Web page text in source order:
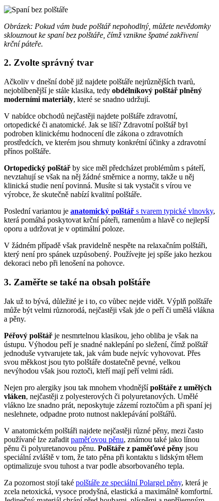
Obrázek: Pokud vám bude polštář nepohodlný, můžete nevědomky
sklouznout ke spaní bez polštáře, čímž vznikne špatné zakřivení
krční páteře.
2. Zvolte správný tvar
Ačkoliv v dnešní době již najdete polštáře nejrůznějších tvarů,
nejoblíbenější je stále klasika, tedy obdélníkový polštář plněný
moderními materiály, které se snadno udržují.
V nabídce obchodů nejčastěji najdete polštáře zdravotní,
ortopedické či anatomické. Jak se liší? Zdravotní polštář byl
podroben klinickému hodnocení dle zákona o zdravotních
prostředcích, ve kterém jsou shrnuty konkrétní účinky a zdravotní
přínos polštáře.
Ortopedický polštář by sice měl předcházet problémům s páteří,
nevztahují se však na něj žádné směrnice a normy, takže u něj
klinická studie není povinná. Musíte si tak vystačit s vírou ve
výrobce, že skutečně nabízí kvalitní polštáře.
Poslední variantou je anatomický polštář s tvarem typické vlnovky,
která pomáhá poskytovat krční páteři, ramenům a hlavě co nejlepší
oporu a udržovat je v optimální poloze.
V žádném případě však pravidelně nespěte na relaxačním polštáři,
který není pro spánek uzpůsobený. Používejte jej spíše jako hezkou
dekoraci nebo při lenošení na pohovce.
3. Zaměřte se také na obsah polštáře
Jak už to bývá, důležité je i to, co vůbec nejde vidět. Výplň polštáře
může být velmi různorodá, nejčastěji však jde o peří či umělá vlákna
a pěny.
Péřový polštář je nesmrtelnou klasikou, jeho obliba je však na
ústupu. Výhodou peří je snadné naklepání po sležení, čímž polštář
jednoduše vytvarujete tak, jak vám bude nejvíc vyhovovat. Přes
svou měkkost jsou tyto polštáře dostatečně pevné, velkou
nevýhodou však jsou roztoči, kteří mají peří velmi rádi.
Nejen pro alergiky jsou tak mnohem vhodnějšípolštáře z umělých
vláken, nejčastěji z polyesterových či polyuretanových. Umělé
vlákno lze snadno prát, neposkytuje zázemí roztočům a při spaní jej
neslehnete, odpadne proto nutnost naklepávání polštářů.
V anatomickém polštáři najdete nejčastěji různé pěny, mezi často
používané lze zařadit paměťovou pěnu, známou také jako línou
pěnu či polyuretanovou pěnu. Polštáře z paměťové pěny jsou
speciální zvláště v tom, že tato pěna při kontaktu s lidským tělem
optimalizuje svou tuhost a tvar podle absorbovaného tepla.
Za pozornost stojí také polštáře ze speciální Polargel pěny, která je
zcela netoxická, vysoce prodyšná, elastická a maximálně komfortní.